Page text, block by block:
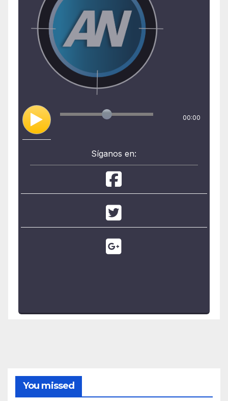
00:00
Síganos en:
You missed